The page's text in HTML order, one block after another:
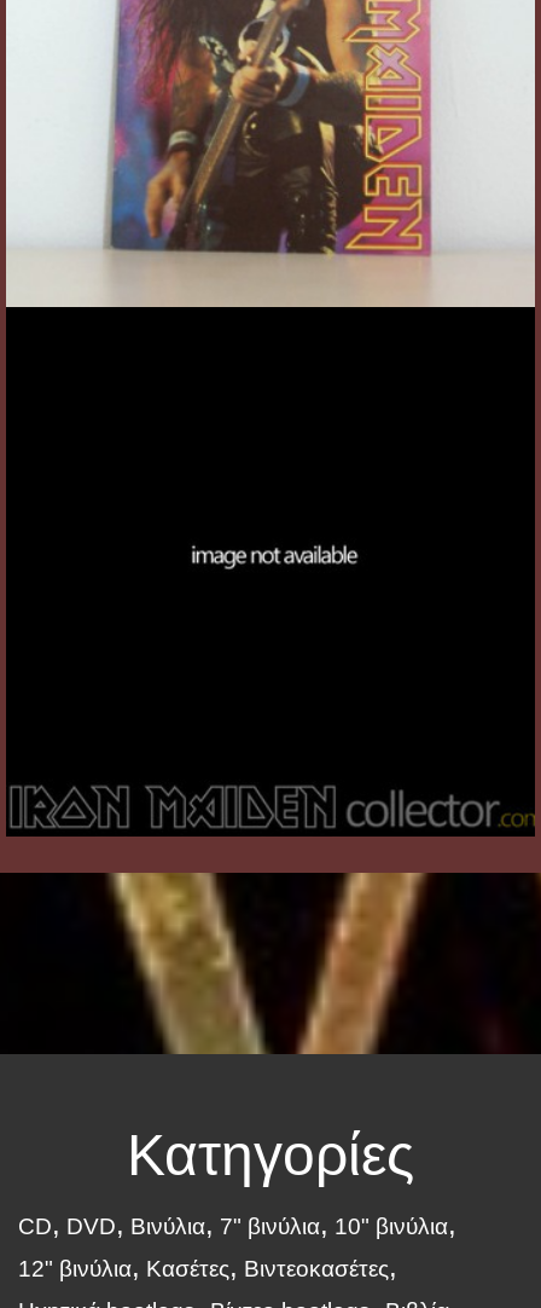
Κατηγορίες
CD DVD Βινύλια 7" βινύλια
10" βινύλια
12" βινύλια
Κασέτες
Βιντεοκασέτες